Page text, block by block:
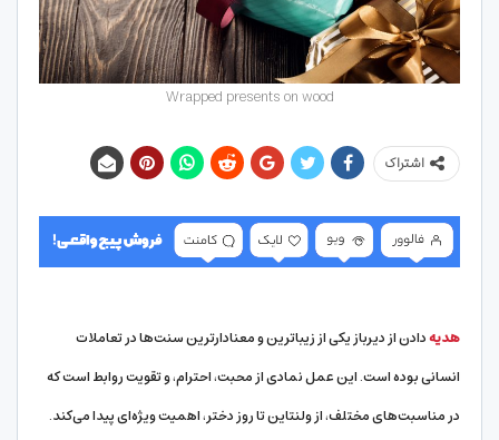
Wrapped presents on wood
اشتراک
هدیهدادن از دیرباز یکی از زیباترین و معنادارترین سنت‌ها در تعاملات
انسانی بوده است. این عمل نمادی از محبت، احترام، و تقویت روابط است که
در مناسبت‌های مختلف، از ولنتاین تا روز دختر، اهمیت ویژه‌ای پیدا می‌کند.